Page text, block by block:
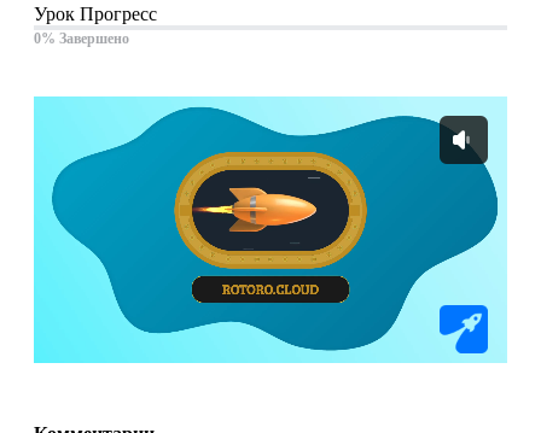
Урок Прогресс
0% Завершено